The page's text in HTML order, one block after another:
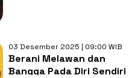
03 Desember 2025 | 09:00 WIB
Berani Melawan dan
Bangga Pada Diri Sendiri